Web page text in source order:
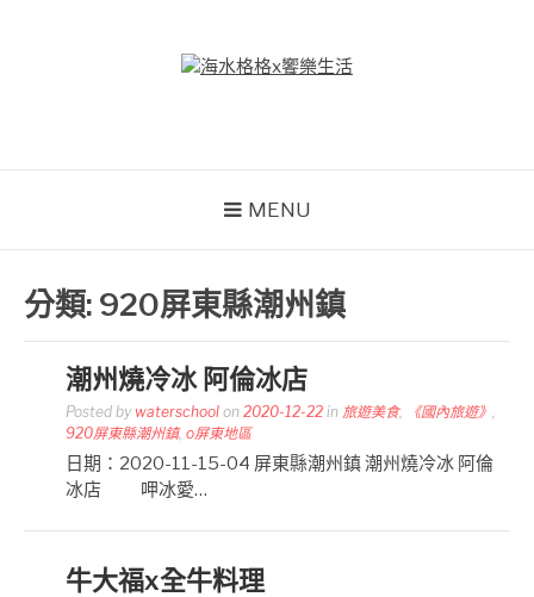
MENU
分類: 920屏東縣潮州鎮
潮州燒冷冰 阿倫冰店
Posted by waterschool on 2020-12-22 in 旅遊美食, 《國內旅遊》 ,
920屏東縣潮州鎮, o屏東地區
日期：2020-11-15-04 屏東縣潮州鎮 潮州燒冷冰 阿倫
冰店 呷冰愛…
牛大福x全牛料理